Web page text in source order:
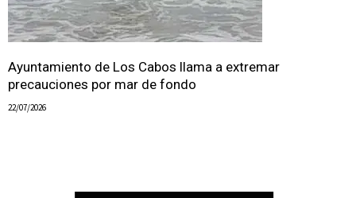
Ayuntamiento de Los Cabos llama a extremar
precauciones por mar de fondo
22/07/2026